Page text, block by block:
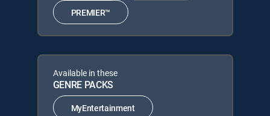
PREMIER™
Available in these
GENRE PACKS
MyEntertainment